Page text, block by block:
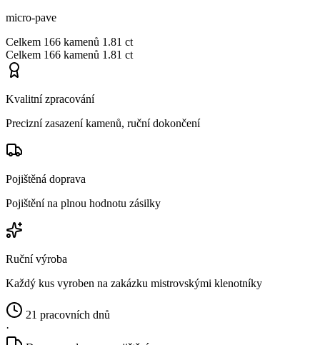
micro-pave
Celkem 166 kamenů 1.81 ct
Celkem 166 kamenů 1.81 ct
Kvalitní zpracování
Precizní zasazení kamenů, ruční dokončení
Pojištěná doprava
Pojištění na plnou hodnotu zásilky
Ruční výroba
Každý kus vyroben na zakázku mistrovskými klenotníky
21 pracovních dnů
·